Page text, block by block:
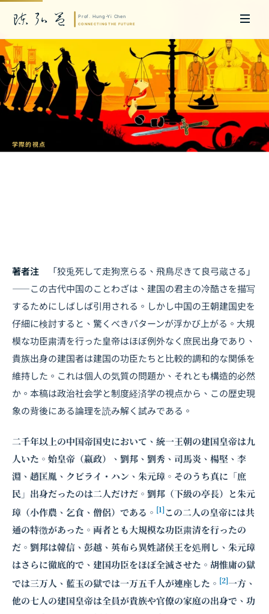
学際的視点
著者注 「狡兎死して走狗烹らる、飛鳥尽きて良弓蔵さる」
――この古代中国のことわざは、建国の君主の冷酷さを描写
するためにしばしば引用される。しかし中国の王朝建国史を
仔細に検討すると、驚くべきパターンが浮かび上がる。大規
模な功臣粛清を行った皇帝はほぼ例外なく庶民出身であり、
貴族出身の建国者は建国の功臣たちと比較的調和的な関係を
維持した。これは個人の気質の問題か、それとも構造的必然
か。本稿は政治社会学と制度経済学の視点から、この歴史現
象の背後にある論理を読み解く試みである。
二千年以上の中国帝国史において、統一王朝の建国皇帝は九
人いた。始皇帝（嬴政）、劉邦、劉秀、司馬炎、楊堅、李
淵、趙匡胤、クビライ・ハン、朱元璋。そのうち真に「庶
民」出身だったのは二人だけだ。劉邦（下級の亭長）と朱元
璋（小作農、乞食、僧侶）である。 [1]この二人の皇帝には共
通の特徴があった。両者とも大規模な功臣粛清を行ったの
だ。劉邦は韓信、彭越、英布ら異姓諸侯王を処刑し、朱元璋
はさらに徹底的で、建国功臣をほぼ全滅させた。胡惟庸の獄
では三万人、藍玉の獄では一万五千人が連座した。 [2]一方、
他の七人の建国皇帝は全員が貴族や官僚の家庭の出身で、功